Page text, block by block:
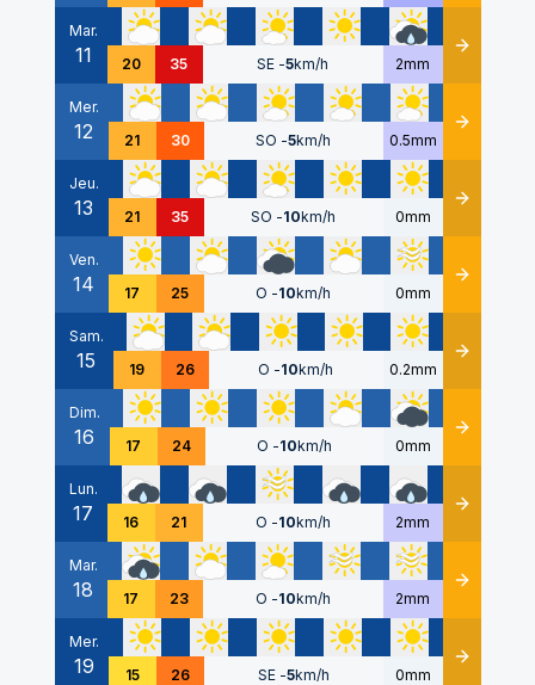
Mar.
11 20 35 SE -5km/h 2mm Détails
Mer.
12 21 30 SO -5km/h 0.5mm Détails
Jeu.
13 21 35 SO -10km/h 0mm Détails
Ven.
14 17 25 O -10km/h 0mm Détails
Sam.
15 19 26 O -10km/h 0.2mm Détails
Dim.
16 17 24 O -10km/h 0mm Détails
Lun.
17 16 21 O -10km/h 2mm Détails
Mar.
18 17 23 O -10km/h 2mm Détails
Mer.
19 15 26 SE -5km/h 0mm Détails